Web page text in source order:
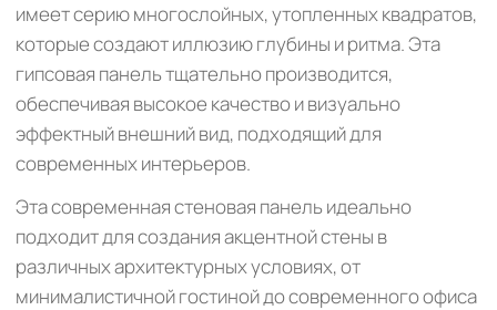
имеет серию многослойных, утопленных квадратов,
которые создают иллюзию глубины и ритма. Эта
гипсовая панель тщательно производится,
обеспечивая высокое качество и визуально
эффектный внешний вид, подходящий для
современных интерьеров.
Эта современная стеновая панель идеально
подходит для создания акцентной стены в
различных архитектурных условиях, от
минималистичной гостиной до современного офиса